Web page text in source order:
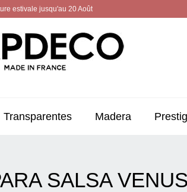
estivale jusqu'au 20 Août
Transparentes Madera
SALSA VENUS